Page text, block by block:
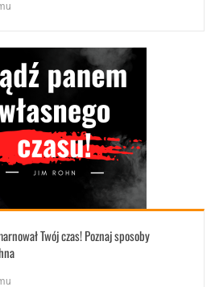
Twój czas! Poznaj sposoby